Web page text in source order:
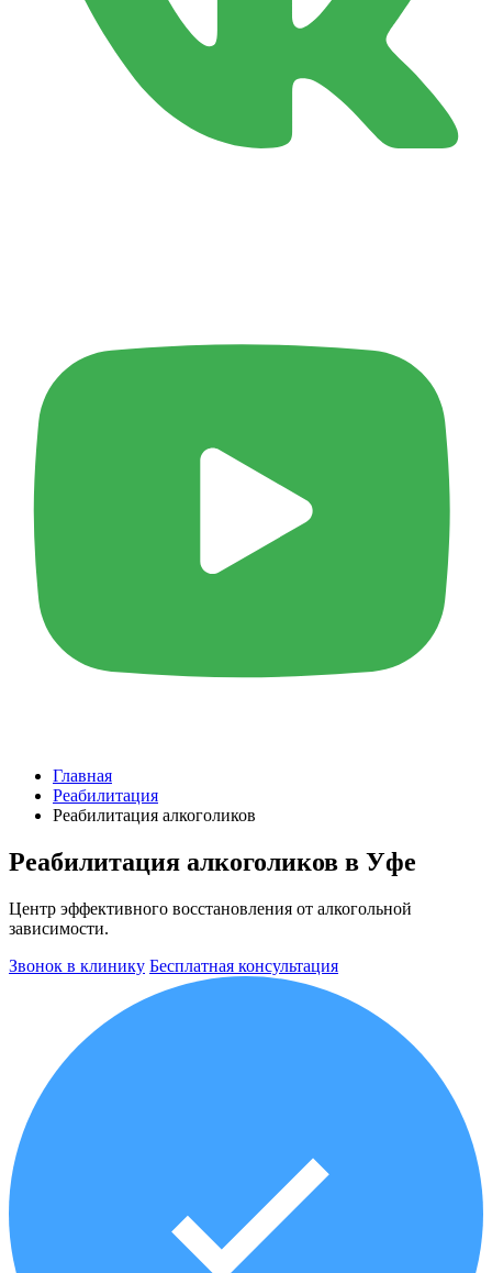
Главная
Реабилитация
Реабилитация алкоголиков
Реабилитация алкоголиков в Уфе
Центр эффективного восстановления от алкогольной
зависимости.
Звонок в клинику Бесплатная консультация